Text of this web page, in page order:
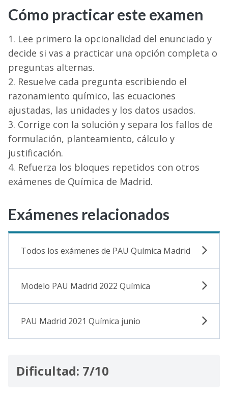
Cómo practicar este examen
Lee primero la opcionalidad del enunciado y
decide si vas a practicar una opción completa o
preguntas alternas.
Resuelve cada pregunta escribiendo el
razonamiento químico, las ecuaciones
ajustadas, las unidades y los datos usados.
Corrige con la solución y separa los fallos de
formulación, planteamiento, cálculo y
justificación.
Refuerza los bloques repetidos con otros
exámenes de Química de Madrid.
Exámenes relacionados
Todos los exámenes de PAU Química Madrid
Modelo PAU Madrid 2022 Química
PAU Madrid 2021 Química junio
Dificultad: 7/10